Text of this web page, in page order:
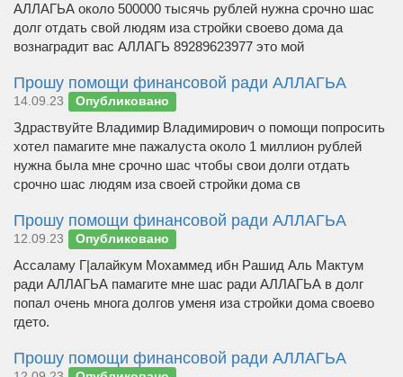
АЛЛАГЬА около 500000 тысячь рублей нужна срочно шас
долг отдать свой людям иза стройки своево дома да
вознаградит вас АЛЛАГЬ 89289623977 это мой
Прошу помощи финансовой ради АЛЛАГЬА
14.09.23 Опубликовано
Здраствуйте Владимир Владимирович о помощи попросить
хотел памагите мне пажалуста около 1 миллион рублей
нужна была мне срочно шас чтобы свои долги отдать
срочно шас людям иза своей стройки дома св
Прошу помощи финансовой ради АЛЛАГЬА
12.09.23 Опубликовано
Ассаламу Г|алайкум Мохаммед ибн Рашид Аль Мактум
ради АЛЛАГЬА памагите мне шас ради АЛЛАГЬА в долг
попал очень многа долгов уменя иза стройки дома своево
гдето.
Прошу помощи финансовой ради АЛЛАГЬА